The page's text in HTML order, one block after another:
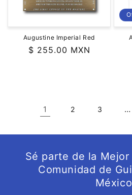
Augustine Imperial Red
Precio
$ 255.00 MXN
1 2 3 …
Sé parte de la Mejor
Comunidad de
México